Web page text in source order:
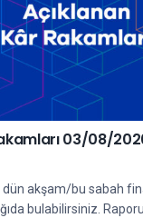
03/08/
akşam/bu sabah
bulabilirsiniz.